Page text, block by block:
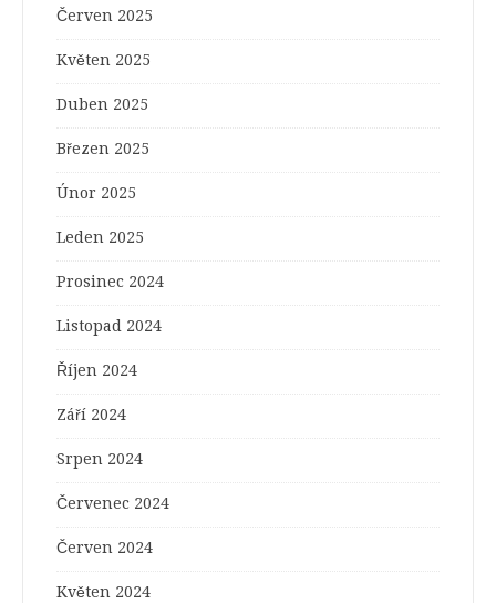
Červen 2025
Květen 2025
Duben 2025
Březen 2025
Únor 2025
Leden 2025
Prosinec 2024
Listopad 2024
Říjen 2024
Září 2024
Srpen 2024
Červenec 2024
Červen 2024
Květen 2024